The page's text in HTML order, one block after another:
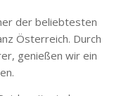
der beliebtesten
Österreich. Durch
genießen wir ein